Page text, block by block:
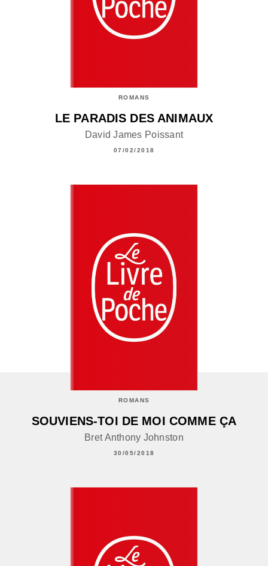
ROMANS
LE PARADIS DES ANIMAUX
David James Poissant
07/02/2018
ROMANS
SOUVIENS-TOI DE MOI COMME ÇA
Bret Anthony Johnston
30/05/2018